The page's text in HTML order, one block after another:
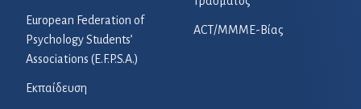
European Federation of
Psychology Students’
Associations (E.F.P.S.A.)
Εκπαίδευση
ACT/ΜΜΜΕ-Βίας